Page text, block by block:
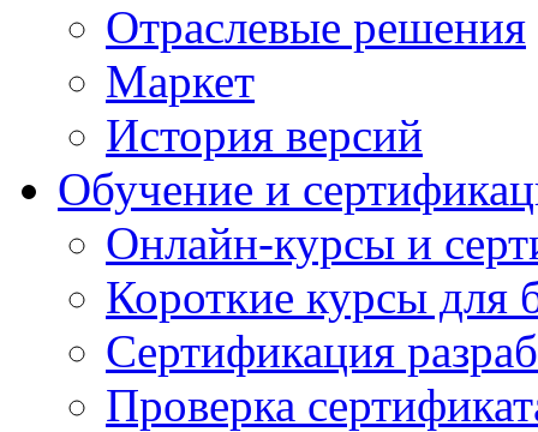
Отраслевые решения
Маркет
История версий
Обучение и
Онлайн-курсы и
Короткие курсы для
Сертификация
Проверка